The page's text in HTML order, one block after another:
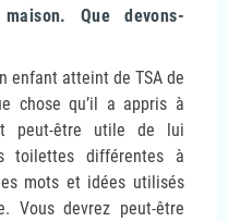
Que devons-
enfant atteint de TSA de
chose qu’il a appris à
peut-être utile de lui
toilettes différentes à
mots et idées utilisés
Vous devrez peut-être